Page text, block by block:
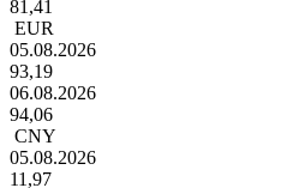
81,41
EUR
05.08.2026
93,19
06.08.2026
94,06
CNY
05.08.2026
11,97